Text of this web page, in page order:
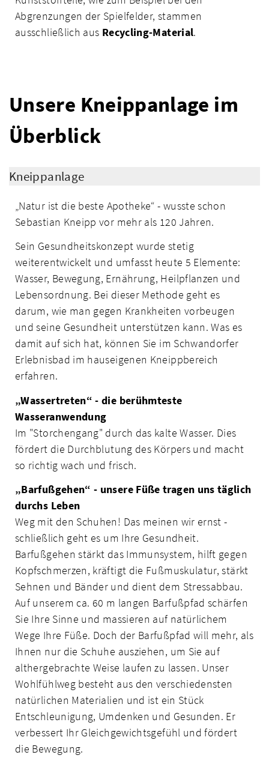
Abgrenzungen der Spielfelder, stammen
ausschließlich aus Recycling-Material.
Unsere Kneippanlage im
Überblick
Kneippanlage
„Natur ist die beste Apotheke“ - wusste schon
Sebastian Kneipp vor mehr als 120 Jahren.
Sein Gesundheitskonzept wurde stetig
weiterentwickelt und umfasst heute 5 Elemente:
Wasser, Bewegung, Ernährung, Heilpflanzen und
Lebensordnung. Bei dieser Methode geht es
darum, wie man gegen Krankheiten vorbeugen
und seine Gesundheit unterstützen kann. Was es
damit auf sich hat, können Sie im Schwandorfer
Erlebnisbad im hauseigenen Kneippbereich
erfahren.
„Wassertreten“ - die berühmteste
Wasseranwendung
Im "Storchengang" durch das kalte Wasser. Dies
fördert die Durchblutung des Körpers und macht
so richtig wach und frisch.
„Barfußgehen“ - unsere Füße tragen uns täglich
durchs Leben
Weg mit den Schuhen! Das meinen wir ernst -
schließlich geht es um Ihre Gesundheit.
Barfußgehen stärkt das Immunsystem, hilft gegen
Kopfschmerzen, kräftigt die Fußmuskulatur, stärkt
Sehnen und Bänder und dient dem Stressabbau.
Auf unserem ca. 60 m langen Barfußpfad schärfen
Sie Ihre Sinne und massieren auf natürlichem
Wege Ihre Füße. Doch der Barfußpfad will mehr, als
Ihnen nur die Schuhe ausziehen, um Sie auf
althergebrachte Weise laufen zu lassen. Unser
Wohlfühlweg besteht aus den verschiedensten
natürlichen Materialien und ist ein Stück
Entschleunigung, Umdenken und Gesunden. Er
verbessert Ihr Gleichgewichtsgefühl und fördert
die Bewegung.